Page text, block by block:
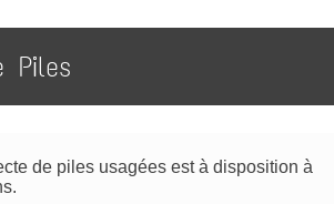
Piles
de piles usagées est à disposition à